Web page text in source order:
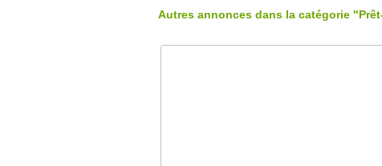
Autres annonces dans la catégorie